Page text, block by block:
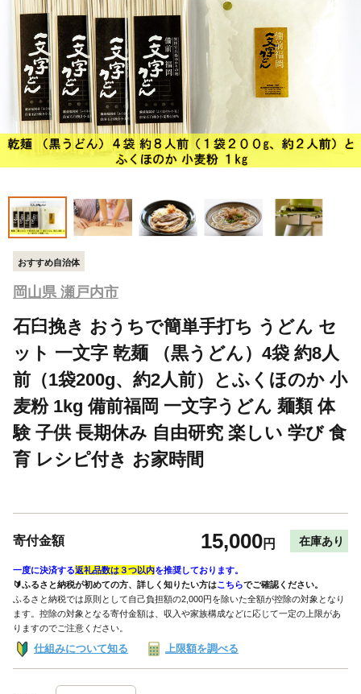
おすすめ自治体
岡山県 瀬戸内市
石臼挽き おうちで簡単手打ち うどん セ
ット 一文字 乾麺 （黒うどん）4袋 約8人
前（1袋200g、約2人前）とふくほのか 小
麦粉 1kg 備前福岡 一文字うどん 麺類 体
験 子供 長期休み 自由研究 楽しい 学び 食
育 レシピ付き お家時間
寄付金額 15,000円 在庫あり
一度に決済する返礼品数は３つ以内を推奨しております。
🔰ふるさと納税が初めての方、詳しく知りたい方はこちらでご確認ください。
ふるさと納税では原則として自己負担額の2,000円を除いた全額が控除の対象となり
ます。控除の対象となる寄付金額は、収入や家族構成などに応じて一定の上限があ
りますのでご注意ください。
仕組みについて知る 上限額を調べる